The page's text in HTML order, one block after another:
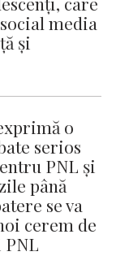
media
și
o
serios
PNL şi
până
se va
cerem de